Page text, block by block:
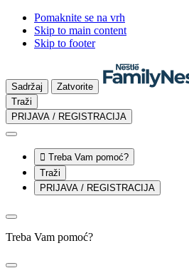
Pomaknite se na vrh
Skip to main content
Skip to footer
Sadržaj
Zatvorite
Traži
PRIJAVA / REGISTRACIJA
 Treba Vam pomoć?
Traži
PRIJAVA / REGISTRACIJA
Treba Vam pomoć?